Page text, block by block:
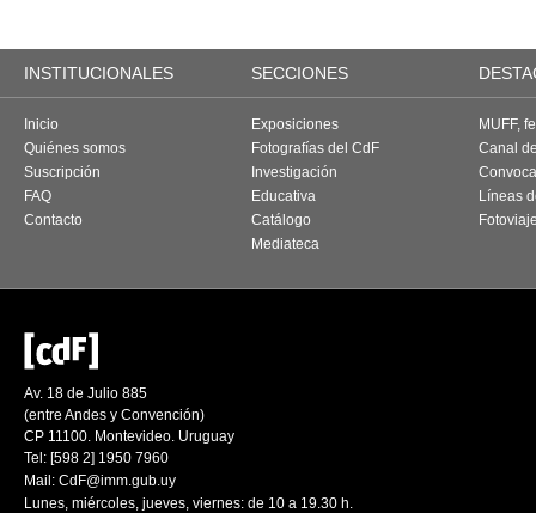
INSTITUCIONALES SECCIONES
Inicio
Quiénes somos
Suscripción
FAQ
Contacto
Exposiciones
Fotografías del CdF
Investigación
Educativa
Catálogo
Mediateca
MUFF,
Canal
Líneas
Av. 18 de Julio 885
(entre Andes y Convención)
CP 11100. Montevideo. Uruguay
Tel: [598 2] 1950 7960
Mail: CdF@imm.gub.uy
Lunes, miércoles, jueves, viernes: de 10 a 19.30 h.